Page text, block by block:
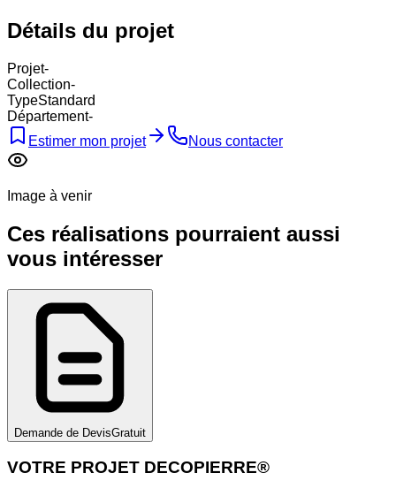
Détails du projet
Projet-
Collection-
TypeStandard
Département-
Estimer mon projet
Nous contacter
Image à venir
Ces réalisations pourraient aussi
vous intéresser
Demande de DevisGratuit
VOTRE PROJET DECOPIERRE®